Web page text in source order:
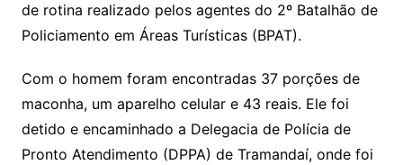
de rotina realizado pelos agentes do 2º Batalhão de
Policiamento em Áreas Turísticas (BPAT).
Com o homem foram encontradas 37 porções de
maconha, um aparelho celular e 43 reais. Ele foi
detido e encaminhado a Delegacia de Polícia de
Pronto Atendimento (DPPA) de Tramandaí, onde foi